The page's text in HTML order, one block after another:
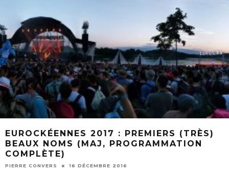
EUROCKÉENNES 2017 : PREMIERS (TRÈS)
BEAUX NOMS (MAJ, PROGRAMMATION
COMPLÈTE)
PIERRE CONVERS 16 DÉCEMBRE 2016